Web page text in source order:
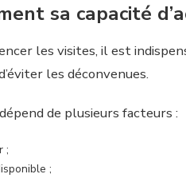
sa capacité
les visites, il est
les déconvenues.
de plusieurs facteurs :
;
;